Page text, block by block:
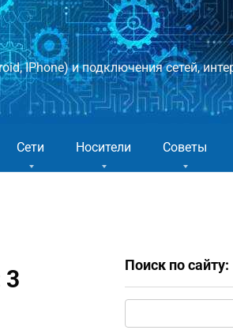
IPhone) и подключения сетей,
Сети Носители Советы
3
Поиск по сайту: